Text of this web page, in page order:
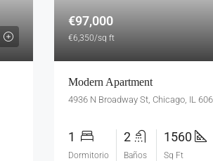
€97,000
€6,350/sq ft
Modern Apartment
4936 N Broadway St, Chicago, IL
1
Dormitorio
2
Baños
1560
Sq Ft